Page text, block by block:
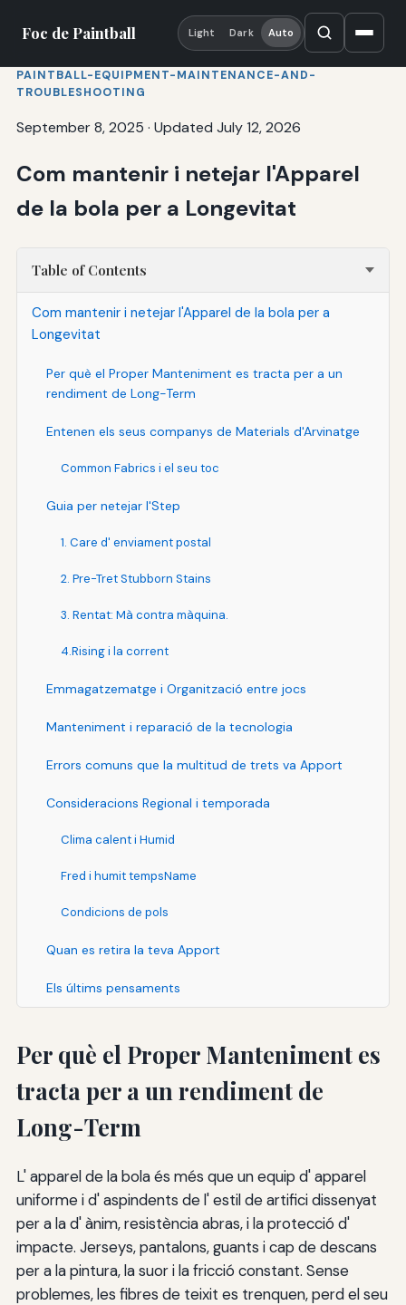
Foc de Paintball Light Dark Auto
PAINTBALL-EQUIPMENT-MAINTENANCE-AND-
TROUBLESHOOTING
September 8, 2025 · Updated July 12, 2026
Com mantenir i netejar l'Apparel
de la bola per a Longevitat
Table of Contents
Com mantenir i netejar l'Apparel de la bola per a
Longevitat
Per què el Proper Manteniment es tracta per a un
rendiment de Long-Term
Entenen els seus companys de Materials d'Arvinatge
Common Fabrics i el seu toc
Guia per netejar l'Step
1. Care d' enviament postal
2. Pre-Tret Stubborn Stains
3. Rentat: Mà contra màquina.
4.Rising i la corrent
Emmagatzematge i Organització entre jocs
Manteniment i reparació de la tecnologia
Errors comuns que la multitud de trets va Apport
Consideracions Regional i temporada
Clima calent i Humid
Fred i humit tempsName
Condicions de pols
Quan es retira la teva Apport
Els últims pensaments
Per què el Proper Manteniment es
tracta per a un rendiment de
Long-Term
L' apparel de la bola és més que un equip d' apparel
uniforme i d' aspindents de l' estil de artifici dissenyat
per a la d' ànim, resistència abras, i la protecció d'
impacte. Jerseys, pantalons, guants i cap de descans
per a la pintura, la suor i la fricció constant. Sense
problemes, les fibres de teixit es trenquen, perd el seu